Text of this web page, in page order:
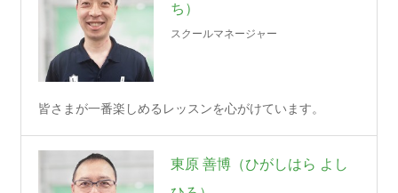
ち）
スクールマネージャー
皆さまが一番楽しめるレッスンを心がけています。
東原 善博（ひがしはら よし